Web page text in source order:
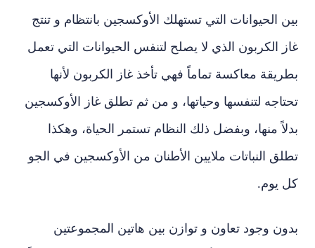
بين الحيوانات التي تستهلك الأوكسجين بانتظام و تنتج
غاز الكربون الذي لا يصلح لتنفس الحيوانات التي تعمل
بطريقة معاكسة تماماً فهي تأخذ غاز الكربون لأنها
تحتاجه لتنفسها وحياتها، و من ثم تطلق غاز الأوكسجين
بدلاً منها، وبفضل ذلك النظام تستمر الحياة، وهكذا
تطلق النباتات ملايين الأطنان من الأوكسجين في الجو
كل يوم.
بدون وجود تعاون و توازن بين هاتين المجموعتين